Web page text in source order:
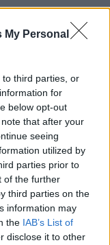
My Personal
third parties, or
for
below opt-out
that after your
seeing
utilized by
parties prior to
of the further
third parties on the
information may
the IAB’s List of
disclose it to other
sulla SR 436 per
Metropolitana di
alternato
causa del
al km 26+384, nel
alternato dalle ore 22